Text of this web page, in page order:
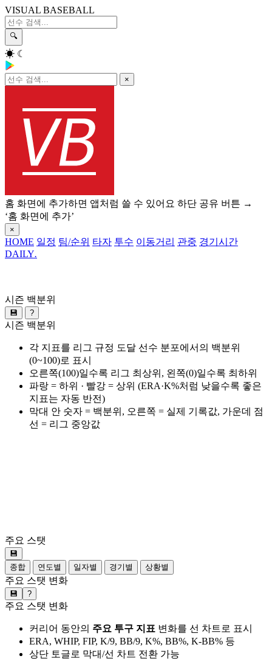
VISUAL BASEBALL
🔍
☀ ☾
×
홈 화면에 추가하면 앱처럼 쓸 수 있어요 하단 공유 버튼 →
‘홈 화면에 추가’
×
HOME 일정 팀/순위 타자 투수 이동거리 관중 경기시간
DAILY.
시즌 백분위
💾 ?
시즌 백분위
각 지표를 리그 규정 도달 선수 분포에서의 백분위
(0~100)로 표시
오른쪽(100)일수록 리그 최상위, 왼쪽(0)일수록 최하위
파랑 = 하위 · 빨강 = 상위 (ERA·K%처럼 낮을수록 좋은
지표는 자동 반전)
막대 안 숫자 = 백분위, 오른쪽 = 실제 기록값, 가운데 점
선 = 리그 중앙값
주요 스탯
💾
종합
연도별 일자별 경기별 상황별
주요 스탯 변화
💾 ?
주요 스탯 변화
커리어 동안의 주요 투구 지표 변화를 선 차트로 표시
ERA, WHIP, FIP, K/9, BB/9, K%, BB%, K-BB% 등
상단 토글로 막대/선 차트 전환 가능